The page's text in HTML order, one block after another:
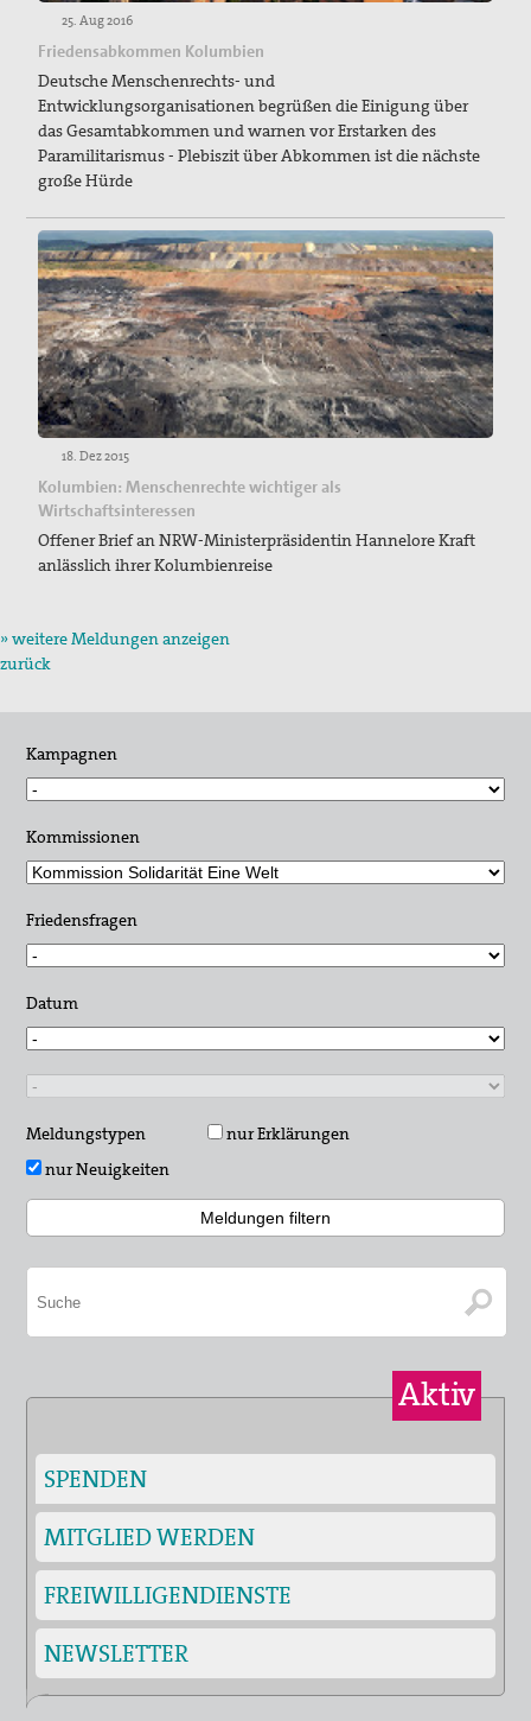
25. Aug 2016
Friedensabkommen Kolumbien
Deutsche Menschenrechts- und
Entwicklungsorganisationen begrüßen die Einigung über
das Gesamtabkommen und warnen vor Erstarken des
Paramilitarismus - Plebiszit über Abkommen ist die nächste
große Hürde
18. Dez 2015
Kolumbien: Menschenrechte wichtiger als
Wirtschaftsinteressen
Offener Brief an NRW-Ministerpräsidentin Hannelore Kraft
anlässlich ihrer Kolumbienreise
» weitere Meldungen anzeigen
zurück
Kampagnen
Kommissionen
Friedensfragen
Datum
Meldungstypen
nur Erklärungen
nur Neuigkeiten
Aktiv
SPENDEN
MITGLIED WERDEN
FREIWILLIGENDIENSTE
NEWSLETTER